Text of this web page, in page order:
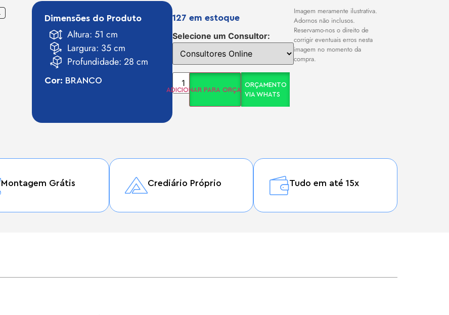
Dimensões do Produto
Altura: 51 cm
Largura: 35 cm
Profundidade: 28 cm
Cor: BRANCO
127 em estoque
Selecione um Consultor:
ADICIONAR PARA ORÇAMENTO
ORÇAMENTO
VIA WHATS
Imagem meramente ilustrativa.
Adornos não inclusos.
Reservamo-nos o direito de
corrigir eventuais erros nesta
imagem no momento da
compra.
Montagem Grátis Crediário Próprio Tudo em até 15x